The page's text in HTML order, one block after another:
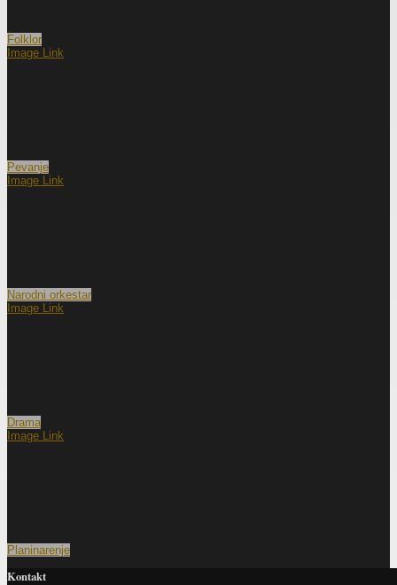
Folklor
Image Link
Pevanje
Image Link
Narodni orkestar
Image Link
Drama
Image Link
Planinarenje
Kontakt